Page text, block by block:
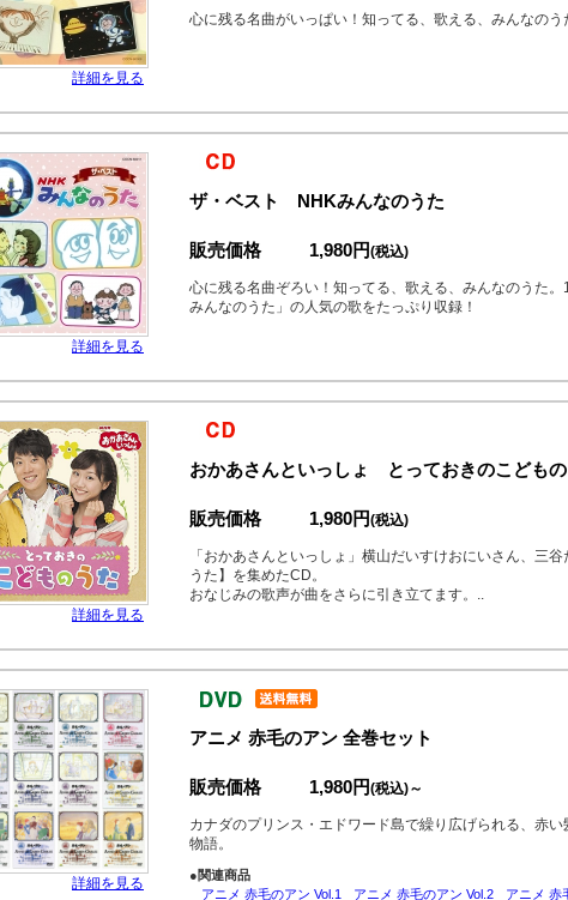
詳細を見る
心に残る名曲がいっぱい！知ってる、歌える、みんなのう
詳細を見る
ザ・ベスト NHKみんなのうた
販売価格 1,980円(税込)
心に残る名曲ぞろい！知ってる、歌える、みんなのうた
みんなのうた」の人気の歌をたっぷり収録！
詳細を見る
おかあさんといっしょ とっておきのこども
販売価格 1,980円(税込)
「おかあさんといっしょ」横山だいすけおにいさん、三
うた】を集めたCD。
おなじみの歌声が曲をさらに引き立てます。..
詳細を見る
アニメ 赤毛のアン 全巻セット
販売価格 1,980円(税込)～
カナダのプリンス・エドワード島で繰り広げられる、赤
物語。
●関連商品
アニメ 赤毛のアン Vol.1
アニメ 赤毛のアン Vol.2 アニメ 赤